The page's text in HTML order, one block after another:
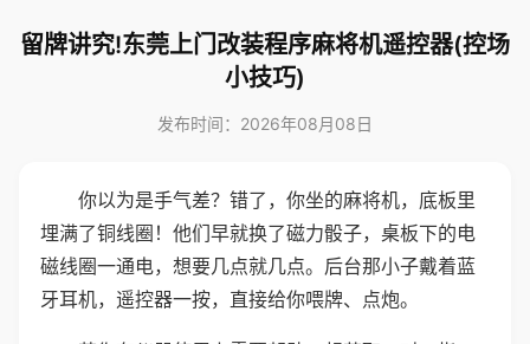
留牌讲究!东莞上门改装程序麻将机遥控器(控场
小技巧)
发布时间：2026年08月08日
你以为是手气差？错了，你坐的麻将机，底板里
埋满了铜线圈！他们早就换了磁力骰子，桌板下的电
磁线圈一通电，想要几点就几点。后台那小子戴着蓝
牙耳机，遥控器一按，直接给你喂牌、点炮。